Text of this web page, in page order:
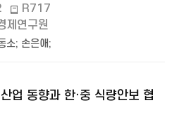
R717
제연구원
소; 손은애;
업 동향과 한·중 식량안보 협